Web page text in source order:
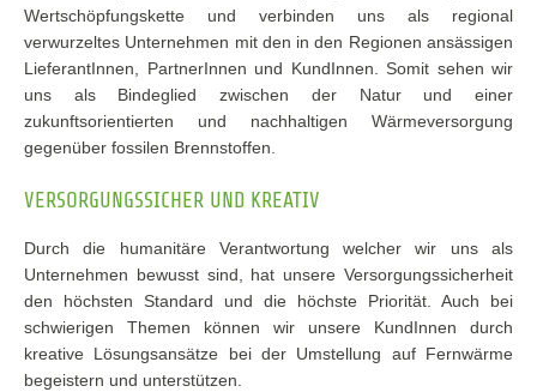
Wertschöpfungskette und verbinden uns als regional
verwurzeltes Unternehmen mit den in den Regionen ansässigen
LieferantInnen, PartnerInnen und KundInnen. Somit sehen wir
uns als Bindeglied zwischen der Natur und einer
zukunftsorientierten und nachhaltigen Wärmeversorgung
gegenüber fossilen Brennstoffen.
VERSORGUNGSSICHER UND KREATIV
Durch die humanitäre Verantwortung welcher wir uns als
Unternehmen bewusst sind, hat unsere Versorgungssicherheit
den höchsten Standard und die höchste Priorität. Auch bei
schwierigen Themen können wir unsere KundInnen durch
kreative Lösungsansätze bei der Umstellung auf Fernwärme
begeistern und unterstützen.